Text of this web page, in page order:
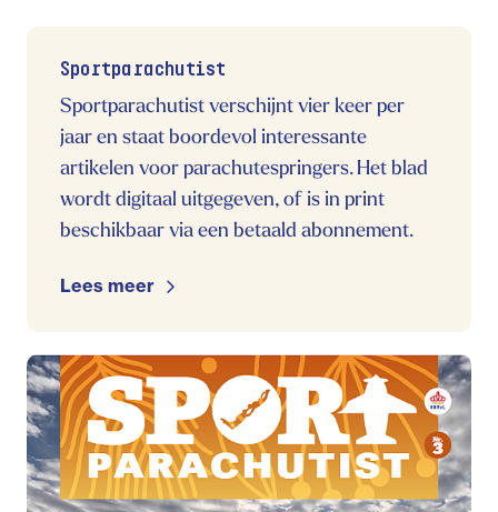
Sportparachutist
Sportparachutist verschijnt vier keer per
jaar en staat boordevol interessante
artikelen voor parachutespringers. Het blad
wordt digitaal uitgegeven, of is in print
beschikbaar via een betaald abonnement.
Lees meer